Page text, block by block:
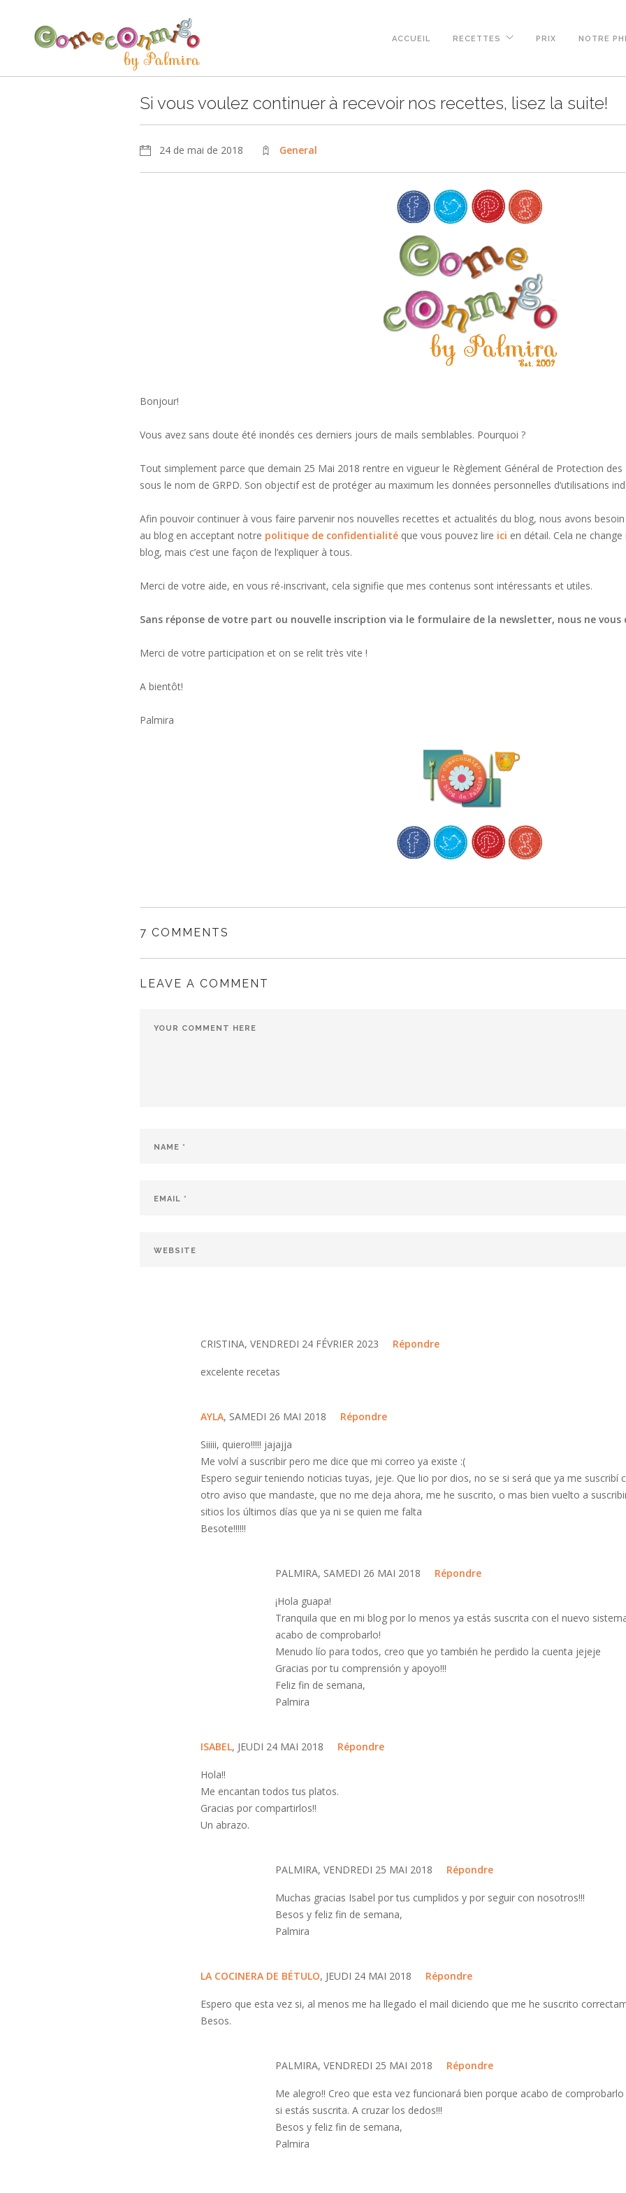
ACCUEIL RECETTES PRIX NOTRE
Si vous voulez continuer à recevoir nos recettes, lisez la suite!
24 de mai de 2018 General
Bonjour!
Vous avez sans doute été inondés ces derniers jours de mails semblables. Pourquoi ?
Tout simplement parce que demain 25 Mai 2018 rentre en vigueur le Règlement Général de Protection
sous le nom de GRPD. Son objectif est de protéger au maximum les données personnelles d’utilisations
Afin pouvoir continuer à vous faire parvenir nos nouvelles recettes et actualités du blog, nous avons
au blog en acceptant notre politique de confidentialitéque vous pouvez lire ici en détail. Cela ne
blog, mais c’est une façon de l’expliquer à tous.
Merci de votre aide, en vous ré-inscrivant, cela signifie que mes contenus sont intéressants et utiles.
Sans réponse de votre part ou nouvelle inscription via le formulaire de la newsletter, nous ne vous
Merci de votre participation et on se relit très vite !
A bientôt!
Palmira
7 COMMENTS
LEAVE A COMMENT
CRISTINA, VENDREDI 24 FÉVRIER 2023 Répondre
excelente recetas
AYLA, SAMEDI 26 MAI 2018 Répondre
Siiiii, quiero!!!!! jajajja
Me volví a suscribir pero me dice que mi correo ya existe :(
Espero seguir teniendo noticias tuyas, jeje. Que lio por dios, no se si será que ya me suscribí
otro aviso que mandaste, que no me deja ahora, me he suscrito, o mas bien vuelto a
sitios los últimos días que ya ni se quien me falta
Besote!!!!!!
PALMIRA, SAMEDI 26 MAI 2018 Répondre
¡Hola guapa!
Tranquila que en mi blog por lo menos ya estás suscrita con el nuevo
acabo de comprobarlo!
Menudo lío para todos, creo que yo también he perdido la cuenta jejeje
Gracias por tu comprensión y apoyo!!!
Feliz fin de semana,
Palmira
ISABEL, JEUDI 24 MAI 2018 Répondre
Hola!!
Me encantan todos tus platos.
Gracias por compartirlos!!
Un abrazo.
PALMIRA, VENDREDI 25 MAI 2018 Répondre
Muchas gracias Isabel por tus cumplidos y por seguir con nosotros!!!
Besos y feliz fin de semana,
Palmira
LA COCINERA DE BÉTULO, JEUDI 24 MAI 2018 Répondre
Espero que esta vez si, al menos me ha llegado el mail diciendo que me he suscrito
Besos.
PALMIRA, VENDREDI 25 MAI 2018 Répondre
Me alegro!! Creo que esta vez funcionará bien porque acabo de comprobarlo
si estás suscrita. A cruzar los dedos!!!
Besos y feliz fin de semana,
Palmira